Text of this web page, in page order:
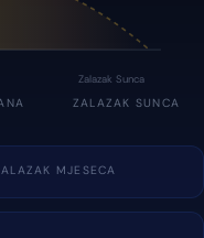
Zalazak Sunca
ZALAZAK SUNCA
MJESECA